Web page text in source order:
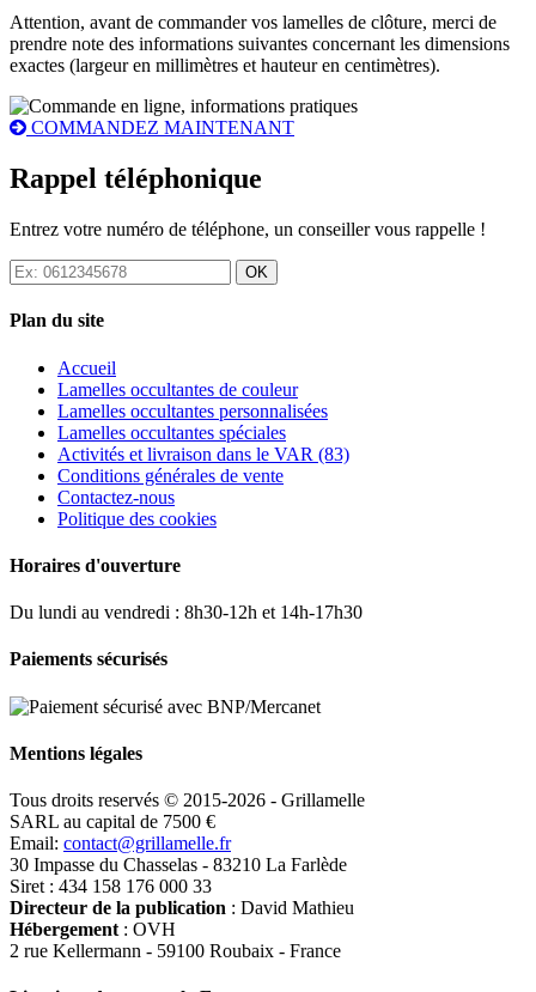
Attention, avant de commander vos lamelles de clôture, merci de
prendre note des informations suivantes concernant les dimensions
exactes (largeur en millimètres et hauteur en centimètres).
COMMANDEZ MAINTENANT
Rappel téléphonique
Entrez votre numéro de téléphone, un conseiller vous rappelle !
OK
Plan du site
Accueil
Lamelles occultantes de couleur
Lamelles occultantes personnalisées
Lamelles occultantes spéciales
Activités et livraison dans le VAR (83)
Conditions générales de vente
Contactez-nous
Politique des cookies
Horaires d'ouverture
Du lundi au vendredi : 8h30-12h et 14h-17h30
Paiements sécurisés
Mentions légales
Tous droits reservés © 2015-2026 - Grillamelle
SARL au capital de 7500 €
Email: contact@grillamelle.fr
30 Impasse du Chasselas - 83210 La Farlède
Siret : 434 158 176 000 33
Directeur de la publication : David Mathieu
Hébergement : OVH
2 rue Kellermann - 59100 Roubaix - France